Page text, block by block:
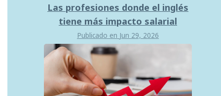
Las profesiones donde el inglés
tiene más impacto salarial
Publicado en Jun 29, 2026